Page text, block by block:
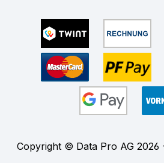
Copyright © Data Pro AG 2026